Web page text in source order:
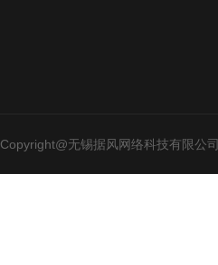
Copyright@无锡据风网络科技有限公司